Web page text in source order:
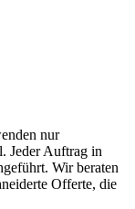
nur
Jeder Auftrag in
Wir beraten
Offerte, die